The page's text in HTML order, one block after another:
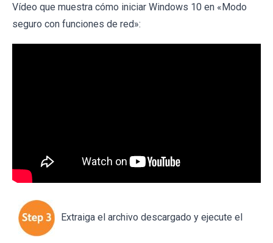
Vídeo que muestra cómo iniciar Windows 10 en «Modo
seguro con funciones de red»:
Extraiga el archivo descargado y ejecute el